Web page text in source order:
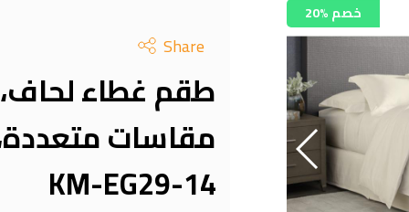
20% خصم
Share
مقاسات
KM-EG29-14